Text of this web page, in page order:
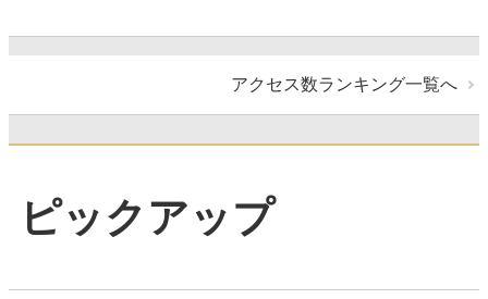
アクセス数ランキング一覧へ
ピックアップ